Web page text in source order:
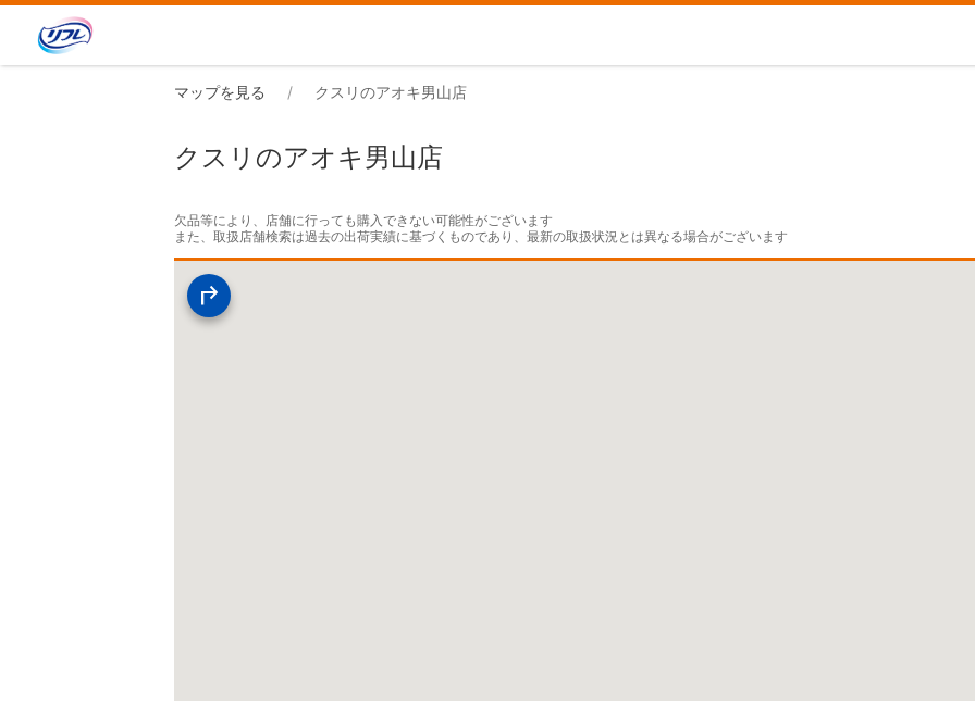
マップを見る クスリのアオキ男山店
クスリのアオキ男山店
欠品等により、店舗に行っても購入できない可能性がございます
また、取扱店舗検索は過去の出荷実績に基づくものであり、最新の取扱状況とは異なる場合がございます